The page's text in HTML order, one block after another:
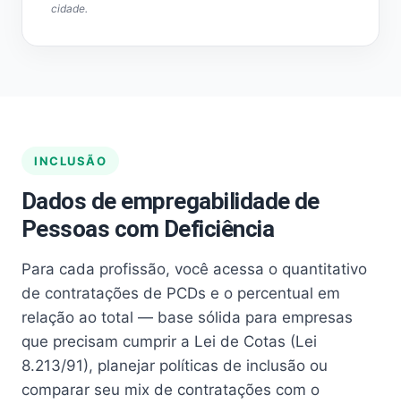
cidade.
INCLUSÃO
Dados de empregabilidade de
Pessoas com Deficiência
Para cada profissão, você acessa o quantitativo
de contratações de PCDs e o percentual em
relação ao total — base sólida para empresas
que precisam cumprir a Lei de Cotas (Lei
8.213/91), planejar políticas de inclusão ou
comparar seu mix de contratações com o